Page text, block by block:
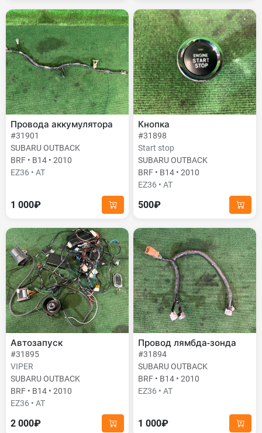
Провода аккумулятора
#31901
SUBARU OUTBACK
BRF • B14 • 2010
EZ36 • AT
1 000₽
Кнопка
#31898
Start stop
SUBARU OUTBACK
BRF • B14 • 2010
EZ36 • AT
500₽
Автозапуск
#31895
VIPER
SUBARU OUTBACK
BRF • B14 • 2010
EZ36 • AT
2 000₽
Провод лямбда-зонда
#31894
SUBARU OUTBACK
BRF • B14 • 2010
EZ36 • AT
1 000₽